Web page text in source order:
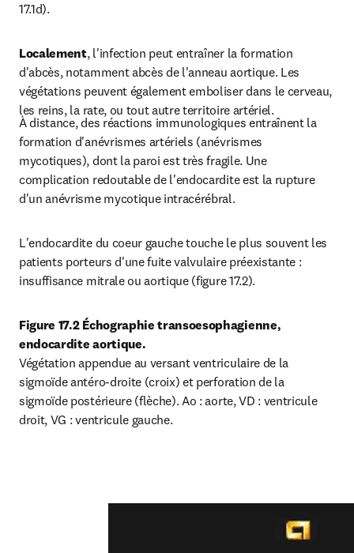
17.1d).
Localement, l'infection peut entraîner la formation
d'abcès, notamment abcès de l'anneau aortique. Les
végétations peuvent également emboliser dans le cerveau,
les reins, la rate, ou tout autre territoire artériel.
À distance, des réactions immunologiques entraînent la
formation d'anévrismes artériels (anévrismes
mycotiques), dont la paroi est très fragile. Une
complication redoutable de l'endocardite est la rupture
d'un anévrisme mycotique intracérébral.
L'endocardite du coeur gauche touche le plus souvent les
patients porteurs d'une fuite valvulaire préexistante :
insuffisance mitrale ou aortique (figure 17.2).
Figure 17.2 Échographie transoesophagienne,
endocardite aortique.
Végétation appendue au versant ventriculaire de la
sigmoïde antéro-droite (croix) et perforation de la
sigmoïde postérieure (flèche). Ao : aorte, VD : ventricule
droit, VG : ventricule gauche.